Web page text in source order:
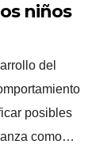
niños
del
posibles
como…